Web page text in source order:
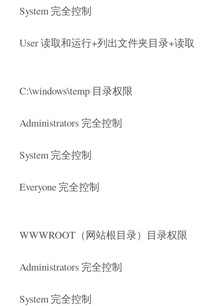
System 完全控制
User 读取和运行+列出文件夹目录+读取
C:\windows\temp 目录权限
Administrators 完全控制
System 完全控制
Everyone 完全控制
WWWROOT（网站根目录）目录权限
Administrators 完全控制
System 完全控制